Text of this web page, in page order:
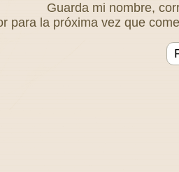
Guarda mi nombre,
para la próxima vez que